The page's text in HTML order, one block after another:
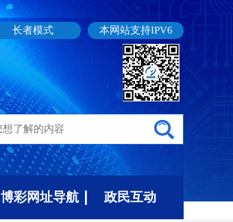
本网站支持IPV6
长者模式
博彩网址导航 政民互动